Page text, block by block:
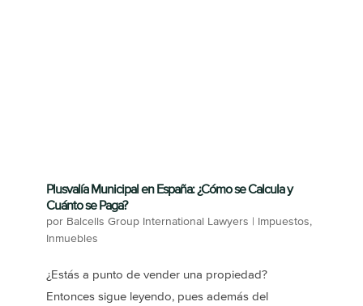
Plusvalía Municipal en España: ¿Cómo se Calcula y
Cuánto se Paga?
por Balcells Group International Lawyers Impuestos,
Inmuebles
¿Estás a punto de vender una propiedad?
Entonces sigue leyendo, pues además del